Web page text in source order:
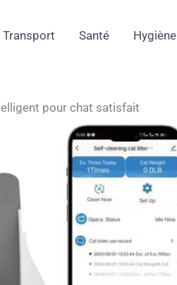
Transport Santé Hygiène
pour chat satisfait